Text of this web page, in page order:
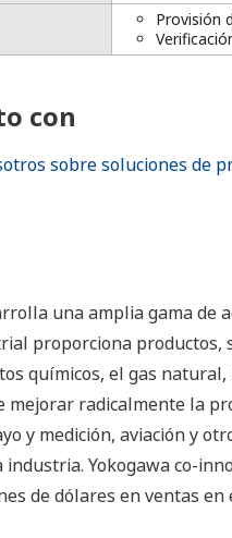
Provisión
con
sobre soluciones de
una amplia gama
proporciona
químicos, el gas
radicalmente la
y medición, aviación y
Yokogawa co-
de dólares en ventas